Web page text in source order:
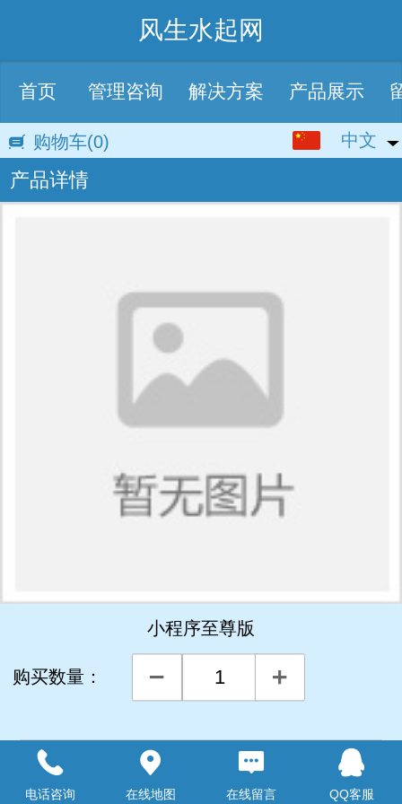
风生水起网
首页 管理咨询 解决方案 产品展示
购物车(0) 中文
中文
产品详情
小程序至尊版
购买数量：
电话咨询 在线地图 在线留言 QQ客服